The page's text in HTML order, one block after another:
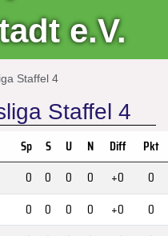
e.V.
Staffel 4
Staffel 4
Sp S U N Diff
Pkt
0 0 0 0 +0
0
0 0 0 0 +0
0